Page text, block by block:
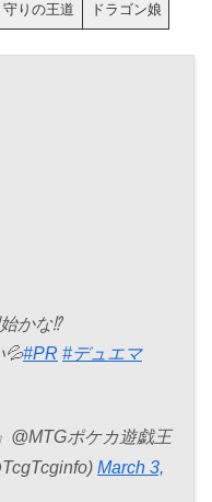
守りの王道 ドラゴン娘
かな⁉
💦#PR #デュエマ
@MTGポケカ遊戯王
March 3,